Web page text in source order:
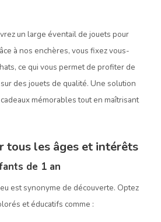
un large éventail de jouets pour
à nos enchères, vous fixez vous-
ce qui vous permet de profiter de
des jouets de qualité. Une solution
mémorables tout en maîtrisant
tous les âges et intérêts
de 1 an
est synonyme de découverte. Optez
et éducatifs comme :